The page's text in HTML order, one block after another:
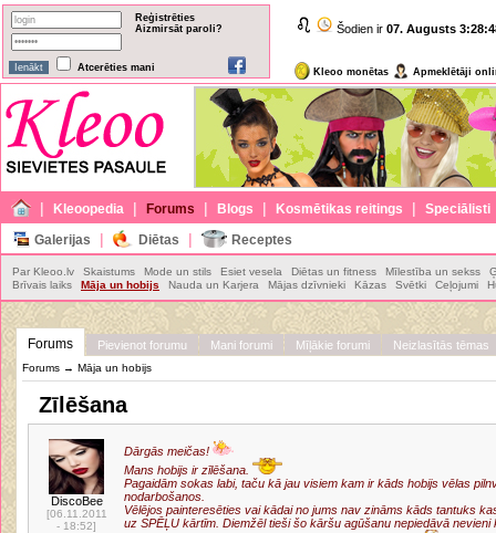
Reģistrēties
Aizmirsāt paroli?
Atcerēties mani
Šodien ir 07. Augusts
Kleoo monētas Apmeklētāji
| Kleoopedia | Forums | Blogs | Kosmētikas reitings | Speciālisti
Galerijas | Diētas | Receptes
Par Kleoo.lv Skaistums Mode un stils Esiet vesela Diētas un fitness Mīlestība un sekss
Brīvais laiks
Māja un hobijs Nauda un Karjera Mājas dzīvnieki Kāzas Svētki Ceļojumi
Forums Pievienot forumu Mani forumi Mīļākie forumi Neizlasītās tēmas
Forums → Māja un hobijs
Zīlēšana
DiscoBee
[06.11.2011
- 18:52]
Dārgās meičas!
Mans hobijs ir zīlēšana.
Pagaidām sokas labi, taču kā jau visiem kam ir kāds hobijs vēlas
nodarbošanos.
Vēlējos painteresēties vai kādai no jums nav zināms kāds tantuks
uz SPĒĻU kārtīm. Diemžēl tieši šo kāršu agūšanu nepiedāvā